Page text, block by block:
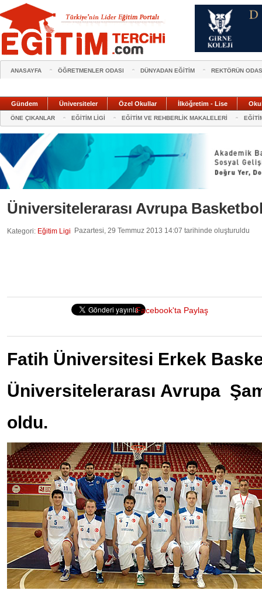
ANASAYFA ÖĞRETMENLER ODASI DÜNYADAN EĞİTİM REKTÖRÜN
Gündem Üniversiteler Özel Okullar İlköğretim - Lise
ÖNE ÇIKANLAR EĞİTİM LİGİ EĞİTİM VE REHBERLİK MAKALELERİ
Üniversitelerarası Avrupa
Kategori: Eğitim Ligi Pazartesi, 29 Temmuz 2013 14:07 tarihinde oluşturuldu
Facebook'ta Paylaş
Fatih Üniversitesi Erkek
Üniversitelerarası Avrupa
oldu.